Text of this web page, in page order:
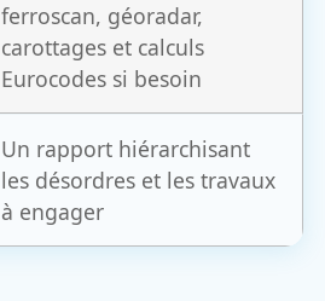
ferroscan, géoradar,
carottages et calculs
Eurocodes si besoin
Un rapport hiérarchisant
les désordres et les travaux
à engager